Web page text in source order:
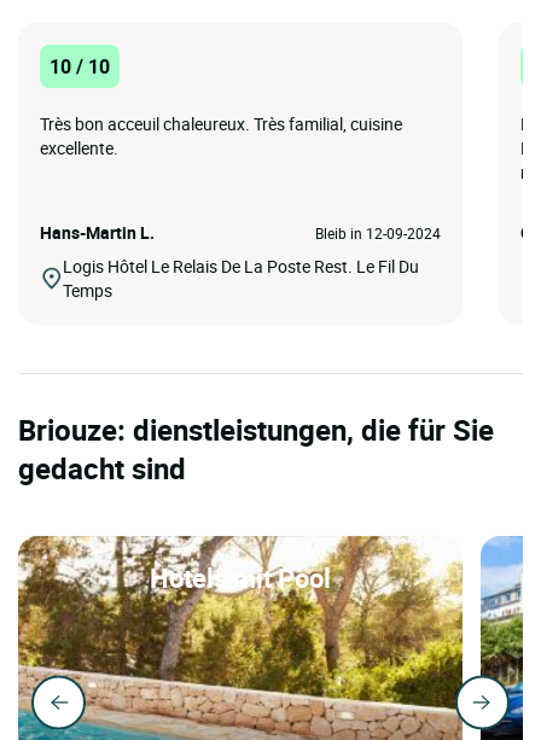
10 / 10
Très bon acceuil chaleureux. Très familial, cuisine
excellente.
Hans-Martin L. Bleib in 12-09-2024
Logis Hôtel Le Relais De La Poste Rest. Le Fil Du
Temps
Briouze: dienstleistungen, die für Sie
gedacht sind
Hotels mit Pool